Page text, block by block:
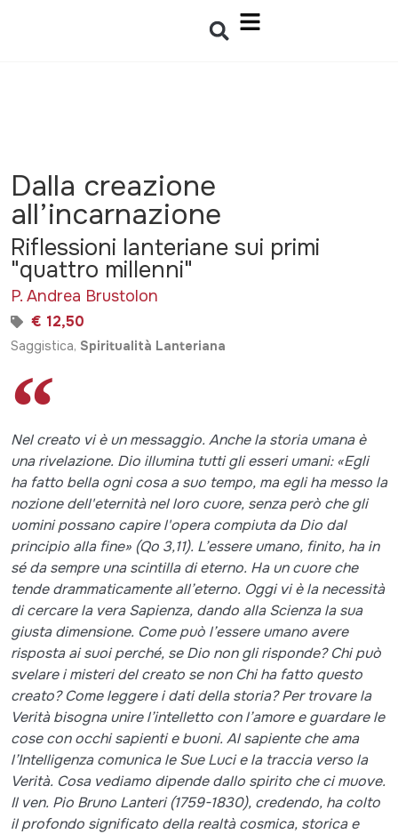
Dalla creazione
all’incarnazione
Riflessioni lanteriane sui primi
"quattro millenni"
P. Andrea Brustolon
€ 12,50
Saggistica, Spiritualità Lanteriana
Nel creato vi è un messaggio. Anche la storia umana è
una rivelazione. Dio illumina tutti gli esseri umani: «Egli
ha fatto bella ogni cosa a suo tempo, ma egli ha messo la
nozione dell'eternità nel loro cuore, senza però che gli
uomini possano capire l'opera compiuta da Dio dal
principio alla fine» (Qo 3,11). L’essere umano, finito, ha in
sé da sempre una scintilla di eterno. Ha un cuore che
tende drammaticamente all’eterno. Oggi vi è la necessità
di cercare la vera Sapienza, dando alla Scienza la sua
giusta dimensione. Come può l’essere umano avere
risposta ai suoi perché, se Dio non gli risponde? Chi può
svelare i misteri del creato se non Chi ha fatto questo
creato? Come leggere i dati della storia? Per trovare la
Verità bisogna unire l’intelletto con l’amore e guardare le
cose con occhi sapienti e buoni. Al sapiente che ama
l’Intelligenza comunica le Sue Luci e la traccia verso la
Verità. Cosa vediamo dipende dallo spirito che ci muove.
Il ven. Pio Bruno Lanteri (1759-1830), credendo, ha colto
il profondo significato della realtà cosmica, storica e